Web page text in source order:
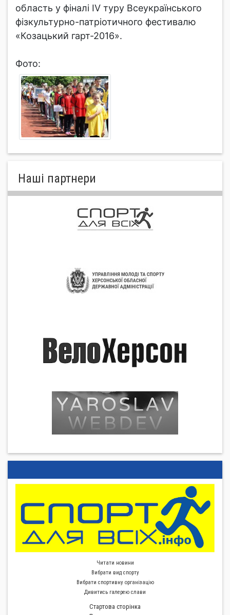
область у фіналі IV туру Всеукраїнського
фізкультурно-патріотичного фестивалю
«Козацький гарт-2016».
Фото:
Нашi партнери
Читати новини
Вибрати вид спорту
Вибрати спортивну органiзацiю
Дивитись галерею слави
Стартова сторiнка